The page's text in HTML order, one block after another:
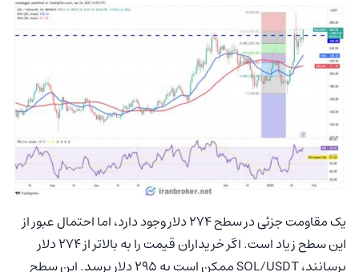
یک مقاومت جزئی در سطح 274 دلار وجود دارد، اما احتمال عبور از
این سطح زیاد است. اگر خریداران قیمت را به بالاتر از 274 دلار
برسانند، SOL/USDT ممکن است به 295 دلار برسد. این سطح